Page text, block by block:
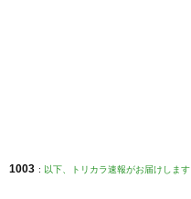
1003 : 以下、トリカラ速報がお届けします